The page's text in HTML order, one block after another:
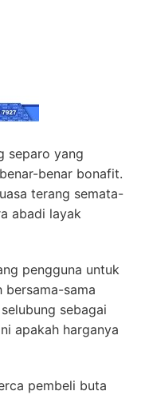
separo yang
benar bonafit.
terang semata-
abadi layak
pengguna untuk
bersama-sama
sebagai
apakah harganya
pembeli buta